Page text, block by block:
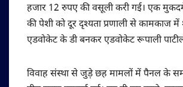
हजार 12 रुपए की वसूली करी गई। एक
की पेशी को दूर दृश्यता प्रणाली से कामकाज में
एडवोकेट के डी बनकर एडवोकेट रूपाली
विवाह संस्था से जुड़े छह मामलों में पैनल के